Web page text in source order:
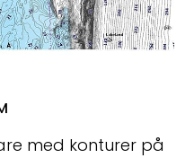
med konturer på